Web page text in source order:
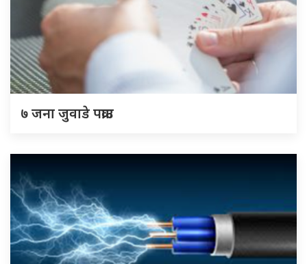
७ जना जुवाडे पक्राउ